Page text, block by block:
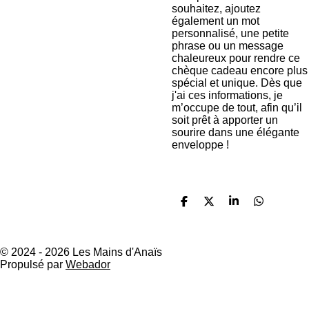
souhaitez, ajoutez
également un mot
personnalisé, une petite
phrase ou un message
chaleureux pour rendre ce
chèque cadeau encore plus
spécial et unique. Dès que
j'ai ces informations, je
m’occupe de tout, afin qu’il
soit prêt à apporter un
sourire dans une élégante
enveloppe !
P
P
P
P
© 2024 - 2026 Les Mains d'Anaïs
Propulsé par Webador